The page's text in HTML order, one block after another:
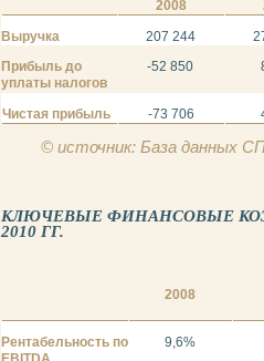
2008
Выручка
207 244
Прибыль до
уплаты налогов
-52 850
Чистая прибыль -73 706
© источник: База данных
КЛЮЧЕВЫЕ ФИНАНСОВЫЕ
2010 ГГ.
2008
Рентабельность по
9,6%